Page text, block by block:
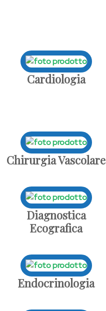
Cardiologia
Chirurgia Vascolare
Diagnostica
Ecografica
Endocrinologia